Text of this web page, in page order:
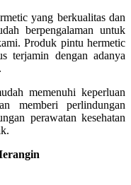
yang berkualitas dan
berpengalaman untuk
Produk pintu hermetic
terjamin dengan adanya
memenuhi keperluan
memberi perlindungan
perawatan kesehatan